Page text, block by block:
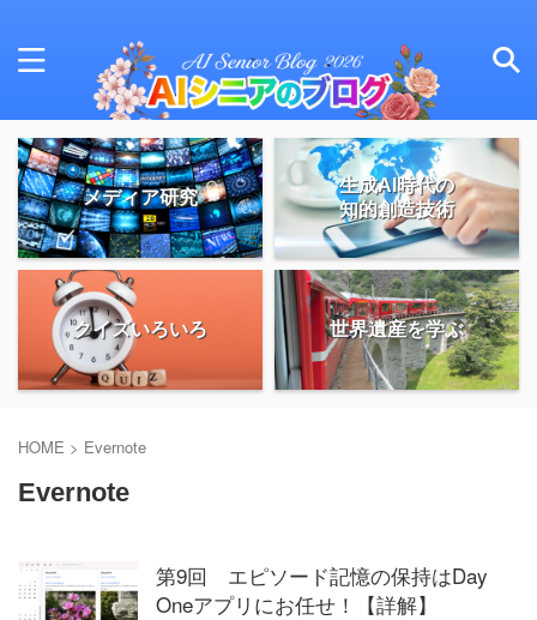
メディア研究
生成AI時代の
知的創造技術
クイズいろいろ 世界遺産を学ぶ
HOME > Evernote
Evernote
第9回 エピソード記憶の保持はDay
Oneアプリにお任せ！【詳解】